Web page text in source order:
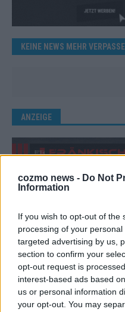
cozmo news - Do Not
Information
If you wish to opt-out of the
processing of your
targeted advertising by us,
section to confirm your
opt-out request is
interest-based ads based
us or personal information
your opt-out. You may
KEINE NEWS MEHR
ANZEIGE